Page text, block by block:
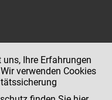
Ihre Erfahrungen
verwenden Cookies